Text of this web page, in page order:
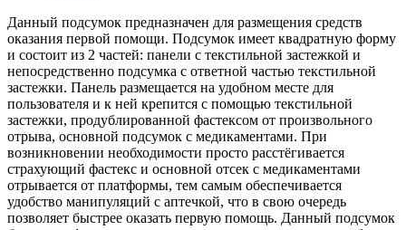
Данный подсумок предназначен для размещения средств
оказания первой помощи. Подсумок имеет квадратную форму
и состоит из 2 частей: панели с текстильной застежкой и
непосредственно подсумка с ответной частью текстильной
застежки. Панель размещается на удобном месте для
пользователя и к ней крепится с помощью текстильной
застежки, продублированной фастексом от произвольного
отрыва, основной подсумок с медикаментами. При
возникновении необходимости просто расстёгивается
страхующий фастекс и основной отсек с медикаментами
отрывается от платформы, тем самым обеспечивается
удобство манипуляций с аптечкой, что в свою очередь
позволяет быстрее оказать первую помощь. Данный подсумок